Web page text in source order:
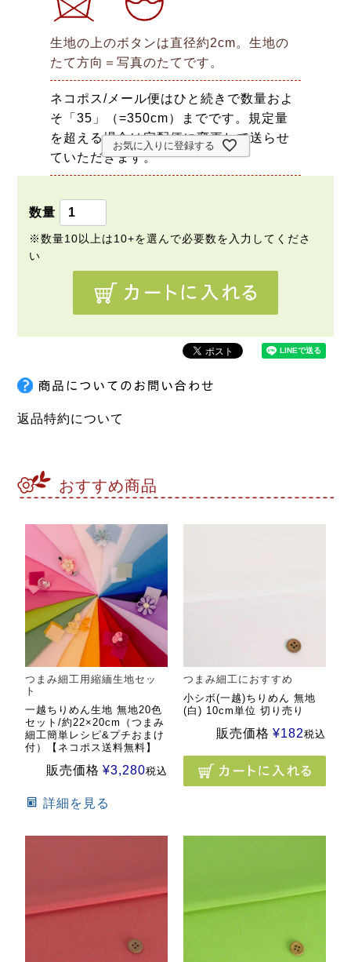
生地の上のボタンは直径約2cm。生地の
たて方向＝写真のたてです。
ネコポス/メール便はひと続きで数量およ
そ「35」（=350cm）までです。規定量
を超える場合は宅配便に変更して送らせ
ていただきます。
お気に入りに登録する
返品特約について
おすすめ商品
つまみ細工用縮緬生地セッ
ト
一越ちりめん生地 無地20色
セット/約22×20cm（つまみ
細工簡単レシピ&プチおまけ
付）【ネコポス送料無料】
販売価格 ¥3,280税込
詳細を見る
つまみ細工におすすめ
小シボ(一越)ちりめん 無地
(白) 10cm単位 切り売り
販売価格 ¥182税込